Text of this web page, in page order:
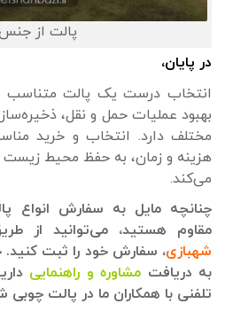
پالت از جنس
در پایان،
انتخاب درست یک پالت متناسب
بهبود عملیات حمل و نقل،
مختلف دارد. انتخاب و خرید
هزینه و زمان، به حفظ محیط
می‌کند.
چنانچه مایل به سفارش انواع
مقاوم هستید، می‌توانید از
شهبازی، سفارش خود را ثبت کنید.
به دریافت مشاوره و راهنمایی
تلفنی با همکاران ما در پالت